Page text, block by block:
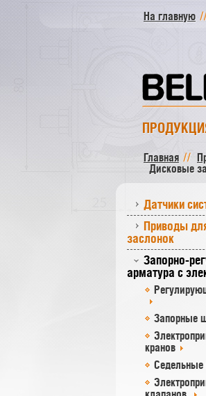
На главную
Главная
Дисковые
Датчики
Приводы
заслонок
Запорно-
арматура с
Запорные
кранов
Седельные